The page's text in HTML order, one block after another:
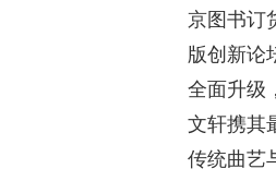
京图书订
版创新论
全面升级
文轩携其
传统曲艺